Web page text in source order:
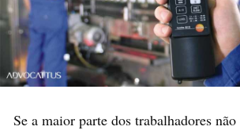
Se a maior parte dos trabalhadores não